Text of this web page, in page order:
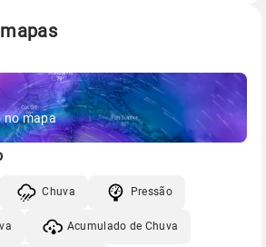
no mapa
Chuva Pressão
Acumulado de Chuva